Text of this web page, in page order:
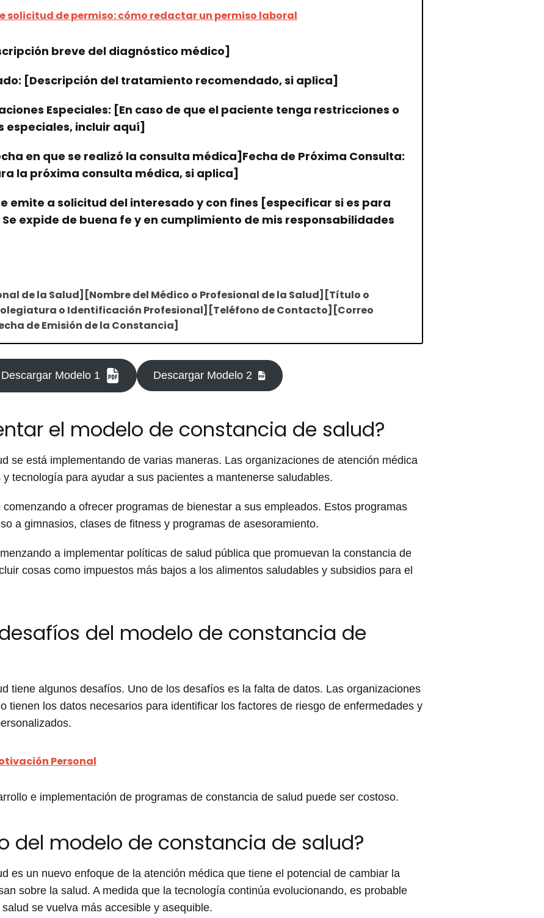
solicitud de permiso: cómo redactar un permiso laboral
breve del diagnóstico médico]
[Descripción del tratamiento recomendado, si aplica]
Especiales: [En caso de que el paciente tenga restricciones o
especiales, incluir aquí]
en que se realizó la consulta médica]Fecha de Próxima Consulta:
la próxima consulta médica, si aplica]
emite a solicitud del interesado y con fines [especificar si es para
expide de buena fe y en cumplimiento de mis responsabilidades
de la Salud][Nombre del Médico o Profesional de la Salud][Título o
o Identificación Profesional][Teléfono de Contacto][Correo
de Emisión de la Constancia]
Descargar Modelo 1 Descargar Modelo 2
el modelo de constancia de salud?
se está implementando de varias maneras. Las organizaciones de atención médica
tecnología para ayudar a sus pacientes a mantenerse saludables.
a ofrecer programas de bienestar a sus empleados. Estos programas
a gimnasios, clases de fitness y programas de asesoramiento.
a implementar políticas de salud pública que promuevan la constancia de
cosas como impuestos más bajos a los alimentos saludables y subsidios para el
del modelo de constancia de
tiene algunos desafíos. Uno de los desafíos es la falta de datos. Las organizaciones
tienen los datos necesarios para identificar los factores de riesgo de enfermedades y
Personal
e implementación de programas de constancia de salud puede ser costoso.
del modelo de constancia de salud?
es un nuevo enfoque de la atención médica que tiene el potencial de cambiar la
sobre la salud. A medida que la tecnología continúa evolucionando, es probable
se vuelva más accesible y asequible.